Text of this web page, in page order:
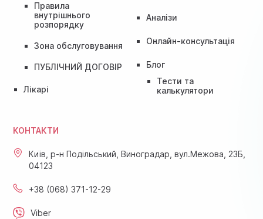
Правила
внутрішнього
розпорядку
Зона обслуговування
ПУБЛІЧНИЙ ДОГОВІР
Лікарі
Аналізи
Онлайн-консультація
Блог
Тести та
калькулятори
КОНТАКТИ
Київ, р-н Подільський, Виноградар, вул.Межова, 23Б,
04123
+38 (068) 371-12-29
Viber